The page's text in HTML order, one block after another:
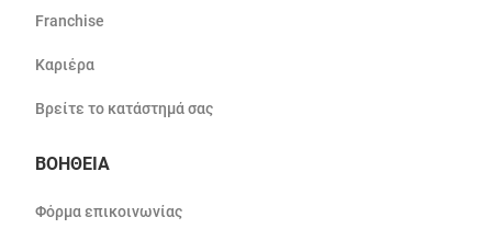
Franchise
Καριέρα
Βρείτε το κατάστημά σας
ΒΟΗΘΕΙΑ
Φόρμα επικοινωνίας